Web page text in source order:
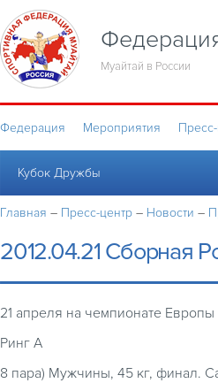
Муайтай в России
Федерация Мероприятия
Кубок Дружбы
Главная – Пресс-центр – Новости –
2012.04.21 Сборная
21 апреля на чемпионате
Ринг А
8 пара) Мужчины, 45 кг, финал.